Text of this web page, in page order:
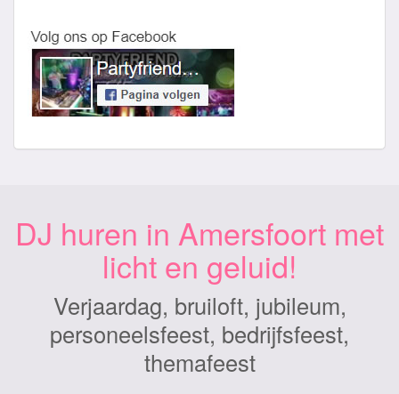
DJ huren in Amersfoort met
licht en geluid!
Verjaardag, bruiloft, jubileum,
personeelsfeest, bedrijfsfeest,
themafeest